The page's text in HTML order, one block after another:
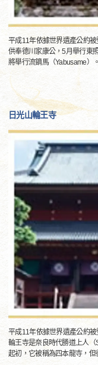
平成11年依據世界遺產公約
供奉德川家康公，5月舉行東
將舉行流鏑馬（Yabusame）。
日光山輪王寺
平成11年依據世界遺產公約被
輪王寺是奈良時代勝道上人（
起初，它被稱為四本龍寺，但